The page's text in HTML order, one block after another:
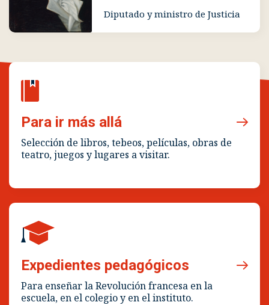
Diputado y ministro de Justicia
Para ir más allá
Selección de libros, tebeos, películas, obras de
teatro, juegos y lugares a visitar.
Expedientes pedagógicos
Para enseñar la Revolución francesa en la
escuela, en el colegio y en el instituto.